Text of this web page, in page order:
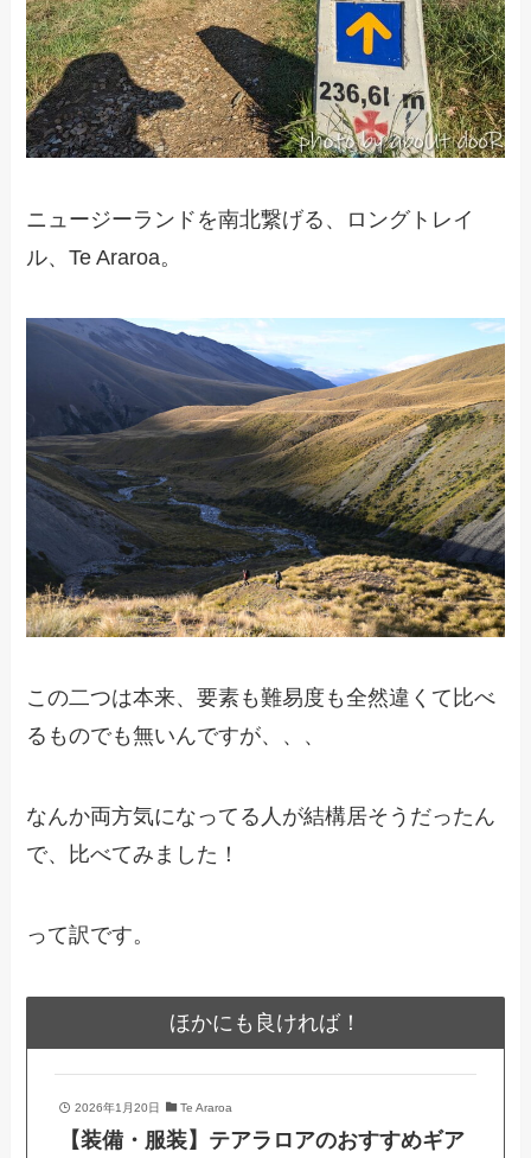
ニュージーランドを南北繋げる、ロングトレイ
ル、Te Araroa。
この二つは本来、要素も難易度も全然違くて比べ
るものでも無いんですが、、、
なんか両方気になってる人が結構居そうだったん
で、比べてみました！
って訳です。
ほかにも良ければ！
2026年1月20日 Te Araroa
【装備・服装】テアラロアのおすすめギア